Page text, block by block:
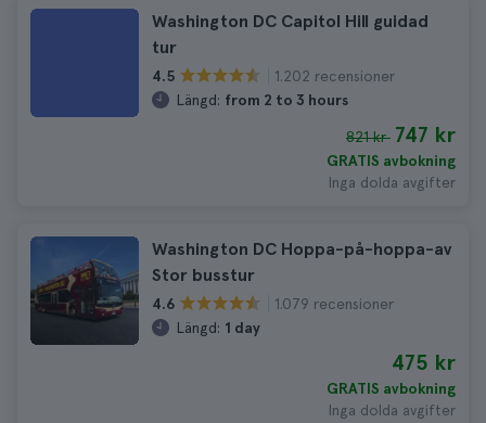
Washington DC Capitol Hill guidad
tur
4.5
1.202 recensioner
Längd: from 2 to 3 hours
821 kr 747 kr
GRATIS avbokning
Inga dolda avgifter
Washington DC Hoppa-på-hoppa-av
Stor busstur
4.6
1.079 recensioner
Längd: 1 day
475 kr
GRATIS avbokning
Inga dolda avgifter